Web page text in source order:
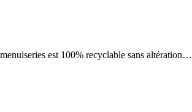
est 100% recyclable sans altération…